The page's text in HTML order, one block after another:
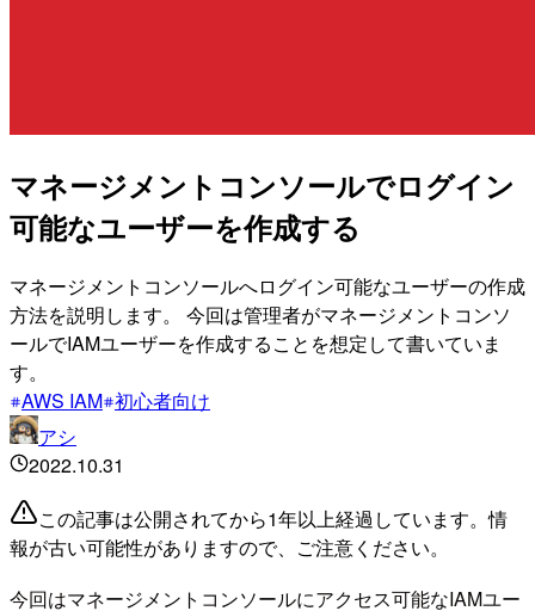
マネージメントコンソールでログイン
可能なユーザーを作成する
マネージメントコンソールへログイン可能なユーザーの作成
方法を説明します。 今回は管理者がマネージメントコンソ
ールでIAMユーザーを作成することを想定して書いていま
す。
AWS IAM 初心者向け
アシ
2022.10.31
この記事は公開されてから1年以上経過しています。情
報が古い可能性がありますので、ご注意ください。
今回はマネージメントコンソールにアクセス可能なIAMユー